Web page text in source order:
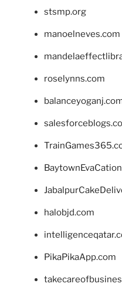
stsmp.org
manoelneves.com
roselynns.com
halobjd.com
PikaPikaApp.com